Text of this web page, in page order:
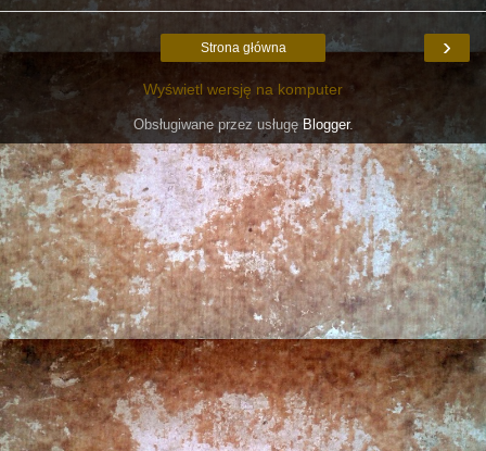
›
Strona główna
Wyświetl wersję na komputer
Obsługiwane przez usługęBlogger.